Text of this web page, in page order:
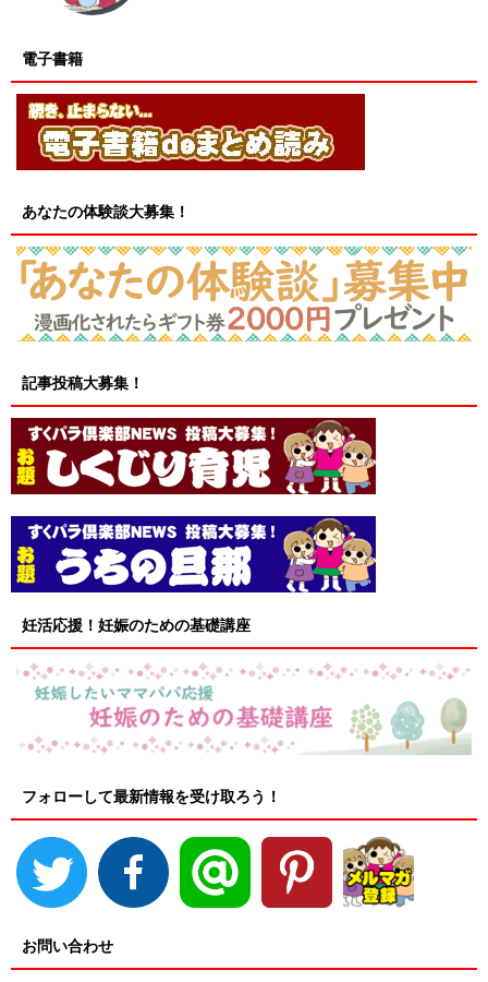
電子書籍
あなたの体験談大募集！
記事投稿大募集！
妊活応援！妊娠のための基礎講座
フォローして最新情報を受け取ろう！
お問い合わせ